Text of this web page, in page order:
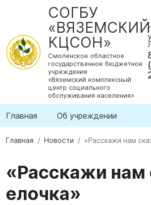
СОГБУ
«ВЯЗЕМСКИЙ
КЦСОН»
Смоленское областное
государственное бюджетное
учреждение
«Вяземский комплексный
центр социального
обслуживания населения»
Главная Об учреждении
Главная Новости «Расскажи нам
«Расскажи нам
елочка»